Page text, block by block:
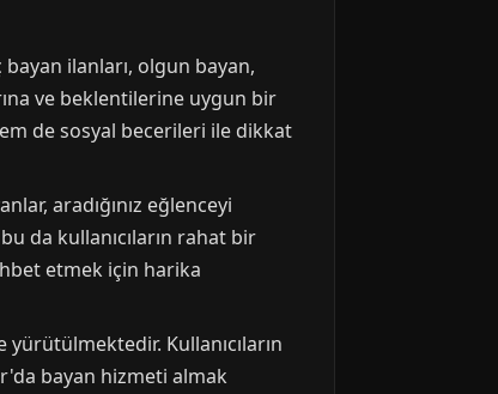
ilanları, olgun bayan,
ve beklentilerine uygun bir
de sosyal becerileri ile dikkat
aradığınız eğlenceyi
da kullanıcıların rahat bir
etmek için harika
Kullanıcıların
bayan hizmeti almak